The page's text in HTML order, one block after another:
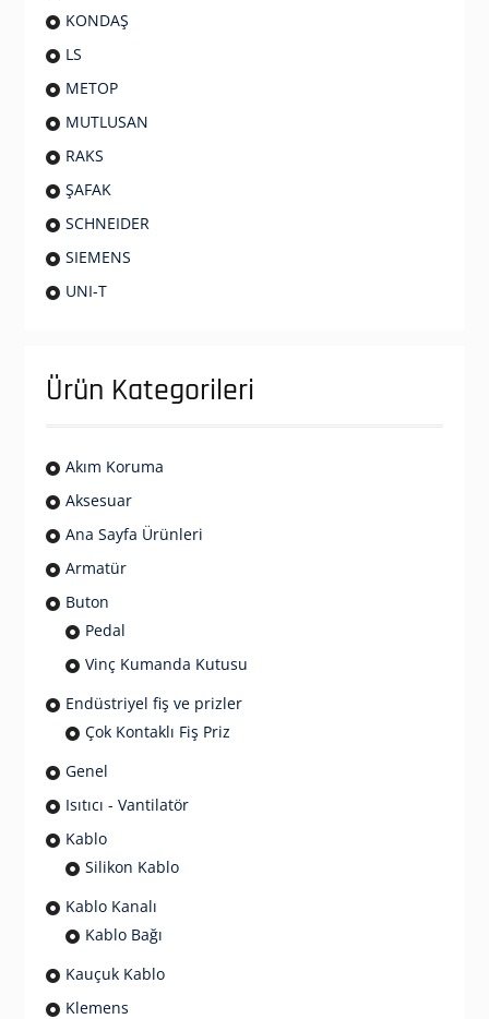
KONDAŞ
LS
METOP
MUTLUSAN
RAKS
ŞAFAK
SCHNEIDER
SIEMENS
UNI-T
Ürün Kategorileri
Akım Koruma
Aksesuar
Ana Sayfa Ürünleri
Armatür
Buton
Pedal
Vinç Kumanda Kutusu
Endüstriyel fiş ve prizler
Çok Kontaklı Fiş Priz
Genel
Isıtıcı - Vantilatör
Kablo
Silikon Kablo
Kablo Kanalı
Kablo Bağı
Kauçuk Kablo
Klemens